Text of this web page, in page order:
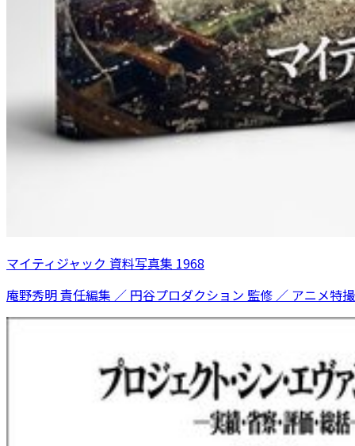
マイティジャック 資料写真集 1968
庵野秀明 責任編集 ／ 円谷プロダクション 監修 ／ アニメ特